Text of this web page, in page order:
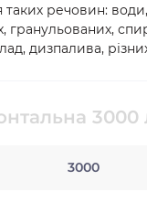
таких речовин:
дизпалива,
3000
3000